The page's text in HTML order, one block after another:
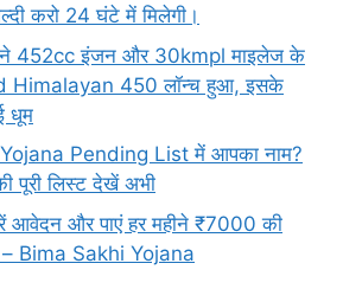
करो 24 घंटे में मिलेगी।
देने 452cc इंजन और 30kmpl माइलेज के
Himalayan 450 लॉन्च हुआ, इसके
धूम
Pending List में आपका नाम?
पूरी लिस्ट देखें अभी
आवेदन और पाएं हर महीने ₹7000 की
– Bima Sakhi Yojana